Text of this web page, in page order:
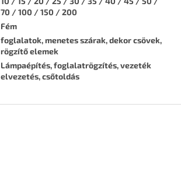
70 / 100 / 150 / 200
Fém
foglalatok, menetes szárak, dekor csövek,
rögzítő elemek
Lámpaépítés, foglalatrögzítés, vezeték
elvezetés, csőtoldás